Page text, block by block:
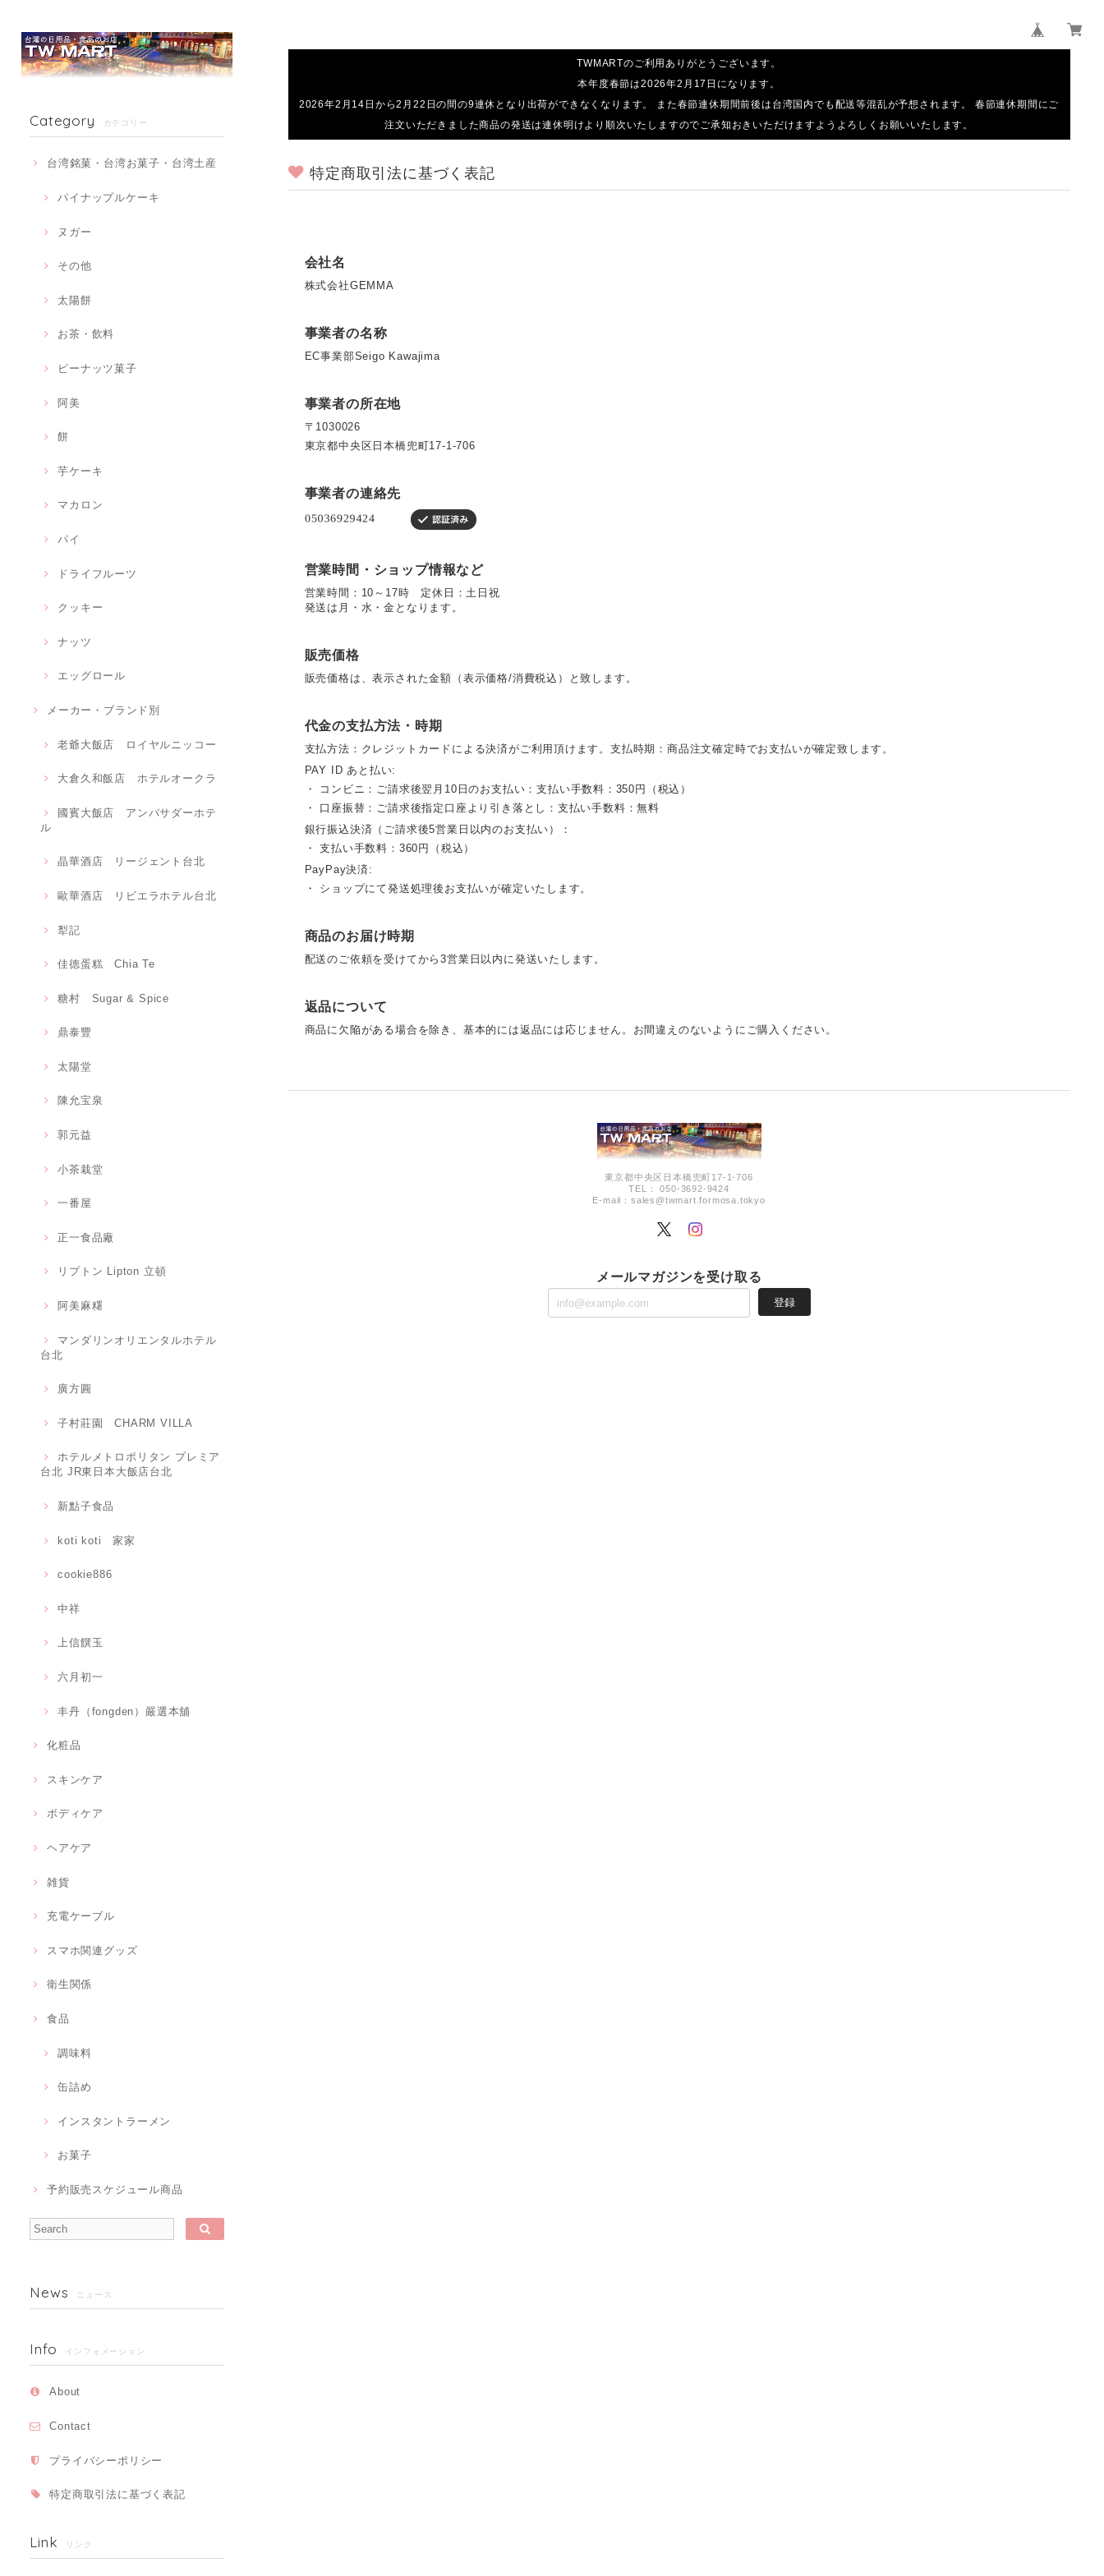
Category カテゴリー
台湾銘菓・台湾お菓子・台湾土産
パイナップルケーキ
ヌガー
その他
太陽餅
お茶・飲料
ピーナッツ菓子
阿美
餅
芋ケーキ
マカロン
パイ
ドライフルーツ
クッキー
ナッツ
エッグロール
メーカー・ブランド別
老爺大飯店 ロイヤルニッコー
大倉久和飯店 ホテルオークラ
國賓大飯店 アンバサダーホテ
ル
晶華酒店 リージェント台北
歐華酒店 リビエラホテル台北
犁記
佳德蛋糕 Chia Te
糖村 Sugar & Spice
鼎泰豐
太陽堂
陳允宝泉
郭元益
小茶栽堂
一番屋
正一食品廠
リプトン Lipton 立頓
阿美麻糬
マンダリンオリエンタルホテル
台北
廣方圓
子村莊園 CHARM VILLA
ホテルメトロポリタン プレミア
台北 JR東日本大飯店台北
新點子食品
koti koti 家家
cookie886
中祥
上信饌玉
六月初一
丰丹（fongden）嚴選本舖
化粧品
スキンケア
ボディケア
ヘアケア
雑貨
充電ケーブル
スマホ関連グッズ
衛生関係
食品
調味料
缶詰め
インスタントラーメン
お菓子
予約販売スケジュール商品
News ニュース
Info インフォメーション
About
Contact
プライバシーポリシー
特定商取引法に基づく表記
Link リンク
TWMARTのご利用ありがとうございます。
本年度春節は2026年2月17日になります。
2026年2月14日から2月22日の間の9連休となり出荷ができなくなります。 また春節連休期間前後は台湾国内でも配送等混乱が予想されます。 春節連休期間にご
注文いただきました商品の発送は連休明けより順次いたしますのでご承知おきいただけますようよろしくお願いいたします。
特定商取引法に基づく表記
会社名
株式会社GEMMA
事業者の名称
EC事業部Seigo Kawajima
事業者の所在地
〒1030026
東京都中央区日本橋兜町17-1-706
事業者の連絡先
営業時間・ショップ情報など
営業時間：10～17時 定休日：土日祝
発送は月・水・金となります。
販売価格
販売価格は、表示された金額（表示価格/消費税込）と致します。
代金の支払方法・時期
支払方法：クレジットカードによる決済がご利用頂けます。支払時期：商品注文確定時でお支払いが確定致します。
PAY ID あと払い:
・ コンビニ：ご請求後翌月10日のお支払い：支払い手数料：350円（税込）
・ 口座振替：ご請求後指定口座より引き落とし：支払い手数料：無料
銀行振込決済（ご請求後5営業日以内のお支払い）：
・ 支払い手数料：360円（税込）
PayPay決済:
・ ショップにて発送処理後お支払いが確定いたします。
商品のお届け時期
配送のご依頼を受けてから3営業日以内に発送いたします。
返品について
商品に欠陥がある場合を除き、基本的には返品には応じません。お間違えのないようにご購入ください。
東京都中央区日本橋兜町17-1-706
TEL： 050-3692-9424
E-mail： sales@twmart.formosa.tokyo
メールマガジンを受け取る
登録